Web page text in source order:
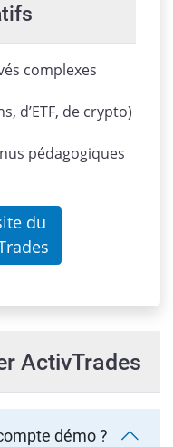
complexes
d’ETF, de crypto)
pédagogiques
du
ActivTrades
démo ?